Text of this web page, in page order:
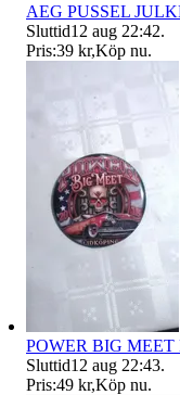
AEG PUSSEL
Sluttid12 aug 22:42.
Pris:39 kr,Köp nu.
POWER BIG
Sluttid12 aug 22:43.
Pris:49 kr,Köp nu.